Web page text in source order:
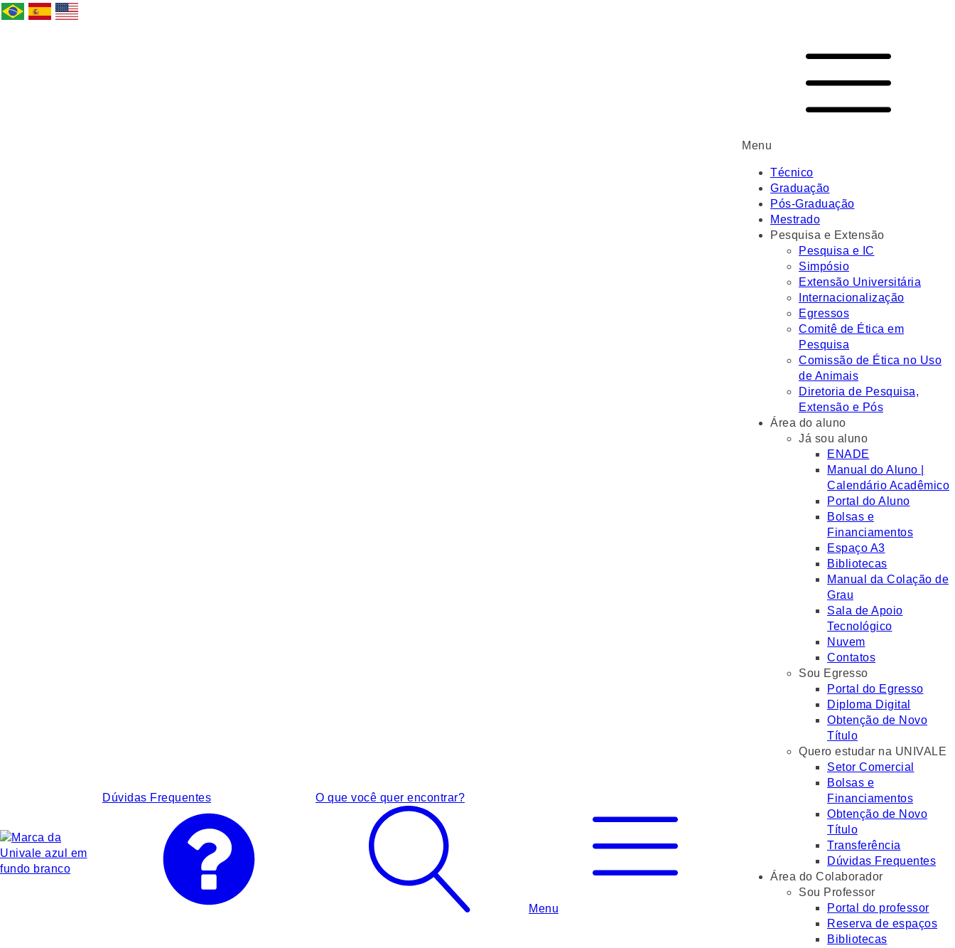
Dúvidas Frequentes O que você quer encontrar?
Menu
Menu
Técnico
Graduação
Pós-Graduação
Mestrado
Pesquisa e Extensão
Pesquisa e IC
Simpósio
Extensão Universitária
Internacionalização
Egressos
Comitê de Ética em
Pesquisa
Comissão de Ética no Uso
de Animais
Diretoria de Pesquisa,
Extensão e Pós
Área do aluno
Já sou aluno
ENADE
Manual do Aluno |
Calendário Acadêmico
Portal do Aluno
Bolsas e
Financiamentos
Espaço A3
Bibliotecas
Manual da Colação de
Grau
Sala de Apoio
Tecnológico
Nuvem
Contatos
Sou Egresso
Portal do Egresso
Diploma Digital
Obtenção de Novo
Título
Quero estudar na UNIVALE
Setor Comercial
Bolsas e
Financiamentos
Obtenção de Novo
Título
Transferência
Dúvidas Frequentes
Área do Colaborador
Sou Professor
Portal do professor
Reserva de espaços
Bibliotecas